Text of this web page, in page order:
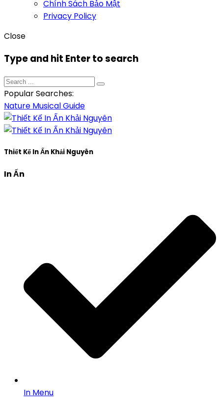
Chính Sách Bảo Mật
Privacy Policy
Close
Type and hit Enter to search
Popular Searches:
Nature MusicalGuide
Thiết Kế In Ấn Khải Nguyên
In Ấn
In Menu